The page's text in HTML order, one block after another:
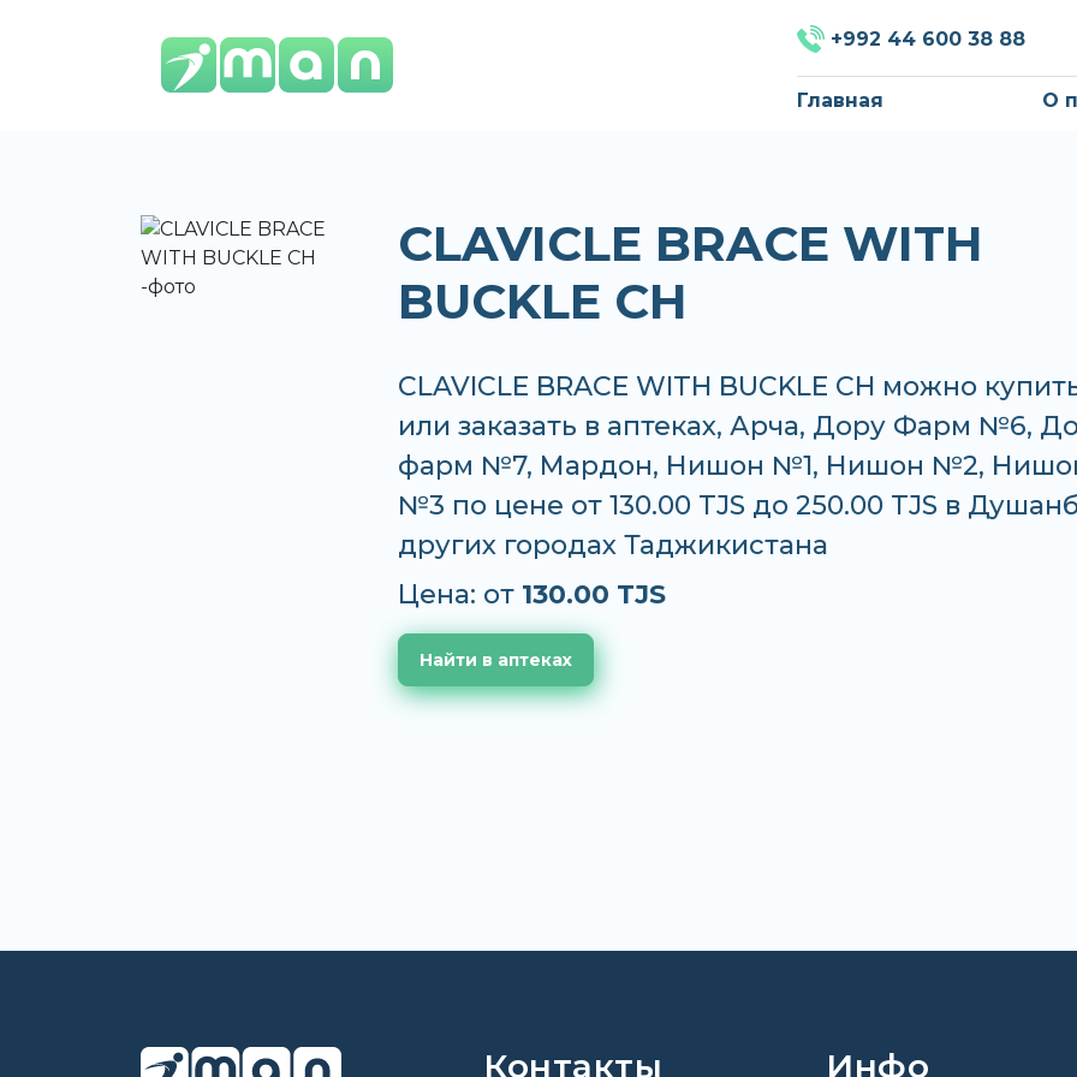
+992 44 600 38 88
Главная О
CLAVICLE BRACE WITH
BUCKLE CH
CLAVICLE BRACE WITH BUCKLE CH можно
или заказать в аптеках, Арча, Дору Фарм №6,
фарм №7, Мардон, Нишон №1, Нишон №2,
№3 по цене от 130.00 TJS до 250.00 TJS в
других городах Таджикистана
Цена: от 130.00 TJS
Найти в аптеках
Контакты Инфо